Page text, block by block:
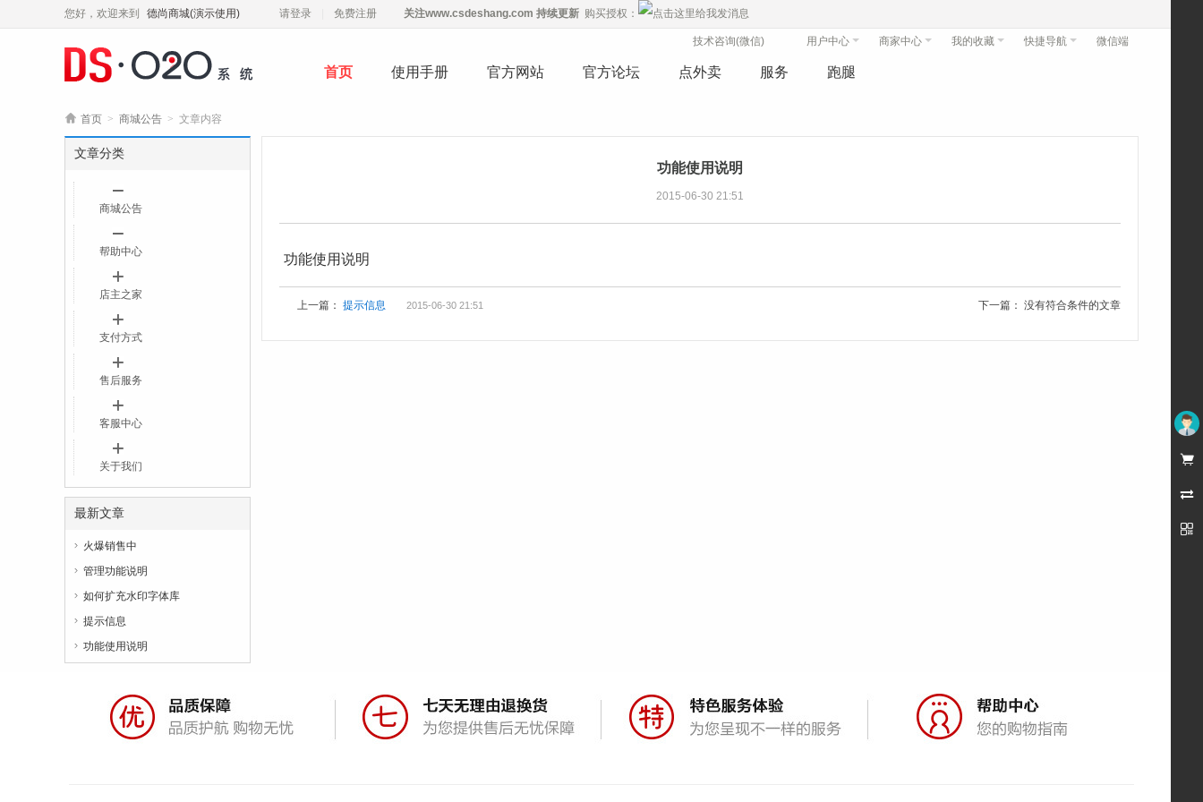
您好，欢迎来到 德尚商城(演示使用) 请登录 免费注册 关注www.csdeshang.com 持续更新 购买授权：
技术咨询(微信) 用户中心 商家中心 我的收藏 快捷导航 微信端
未登录



首页 使用手册 官方网站 官方论坛 点外卖 服务 跑腿
 首页 > 商城公告 > 文章内容
文章分类
商城公告
帮助中心
店主之家
支付方式
售后服务
客服中心
关于我们
最新文章
 火爆销售中
 管理功能说明
 如何扩充水印字体库
 提示信息
 功能使用说明
功能使用说明
2015-06-30 21:51
功能使用说明
上一篇： 提示信息 2015-06-30 21:51 下一篇： 没有符合条件的文章